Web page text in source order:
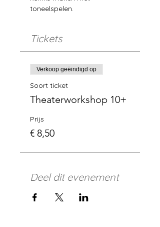
toneelspelen.
Tickets
Verkoop geëindigd op
Soort ticket
Theaterworkshop 10+
Prijs
€ 8,50
Deel dit evenement